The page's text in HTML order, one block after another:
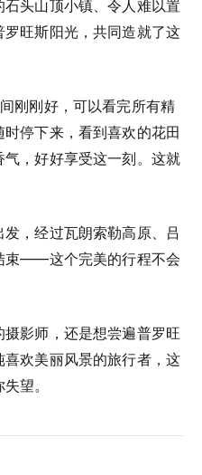
头山顶小镇、令人难以置
旺斯阳光，共同造就了这
刚刚好，可以看完所有精
停下来，看到喜欢的花田
，好好享受这一刻。这就
，经过瓦朗索勒高原、吕
束——这个完美的行程不会
影师，还是想尝遍普罗旺
欢美丽风景的旅行者，这
望。